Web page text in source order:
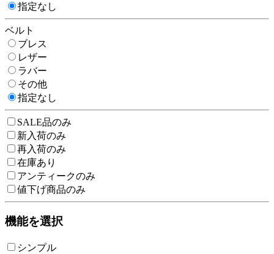
指定なし
ベルト
ブレス
レザー
ラバー
その他
指定なし
SALE品のみ
新入荷のみ
再入荷のみ
在庫あり
アンティークのみ
値下げ商品のみ
機能を選択
シンプル